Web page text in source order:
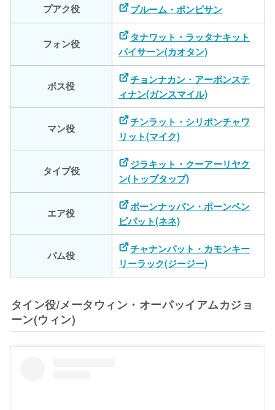
プアク役 プルーム・ポンピサン
フォン役
タナワット・ラッタナキット
パイサーン(カオタン)
ボス役
チョンナカン・アーポンステ
ィナン(ガンスマイル)
マン役
チンラット・シリポンチャワ
リット(マイク)
タイプ役
ジラキット・クーアーリヤク
ン(トップタップ)
エア役
ポーンナッパン・ポーンペン
ピパット(ネネ)
パム役
チャナンパット・カモンキー
リーラック(ジージー)
タイン役/メータウィン・オーパッイアムカジョ
ーン(ウィン)